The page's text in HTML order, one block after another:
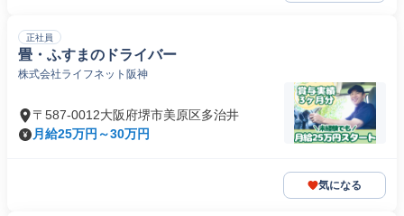
正社員
畳・ふすまのドライバー
株式会社ライフネット阪神
〒587-0012大阪府堺市美原区多治井
月給25万円～30万円
気になる